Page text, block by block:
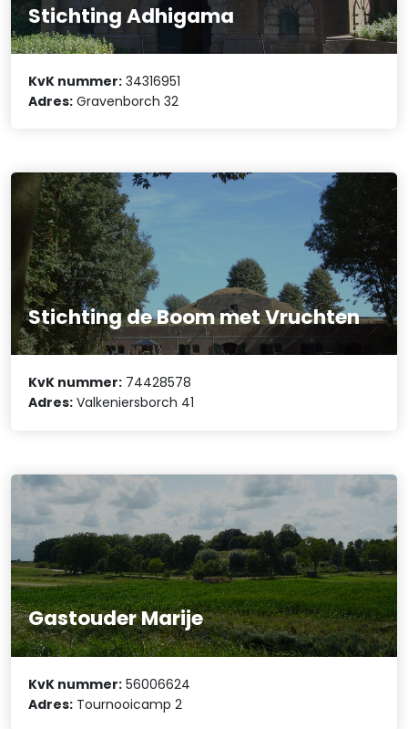
Stichting Adhigama
KvK nummer: 34316951
Adres: Gravenborch 32
Stichting de Boom met Vruchten
KvK nummer: 74428578
Adres: Valkeniersborch 41
Gastouder Marije
KvK nummer: 56006624
Adres: Tournooicamp 2